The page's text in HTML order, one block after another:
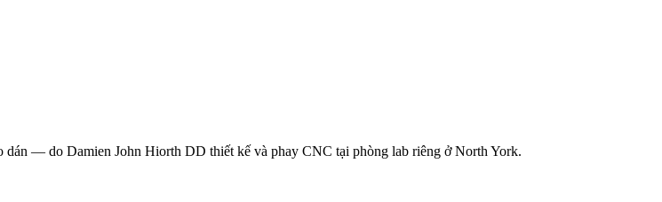
— do Damien John Hiorth DD thiết kế và phay CNC tại phòng lab riêng ở North York.